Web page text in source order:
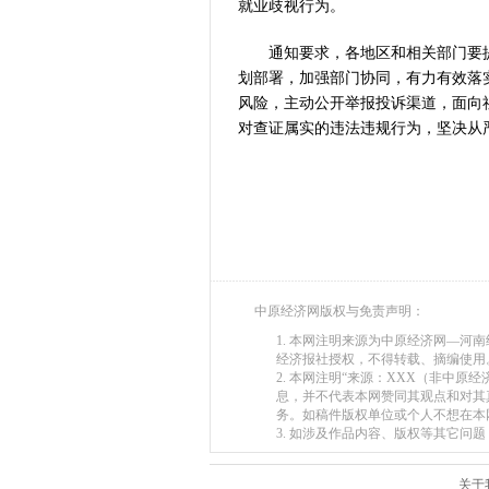
就业歧视行为。
通知要求，各地区和相关部门要
划部署，加强部门协同，有力有效
风险，主动公开举报投诉渠道，面
对查证属实的违法违规行为，坚决
中原经济网版权与免责声明：
1. 本网注明来源为中原经济网—河
经济报社授权，不得转载、摘编使用
2. 本网注明“来源：XXX（非中原经
息，并不代表本网赞同其观点和对
务。如稿件版权单位或个人不想在
3. 如涉及作品内容、版权等其它问
关于